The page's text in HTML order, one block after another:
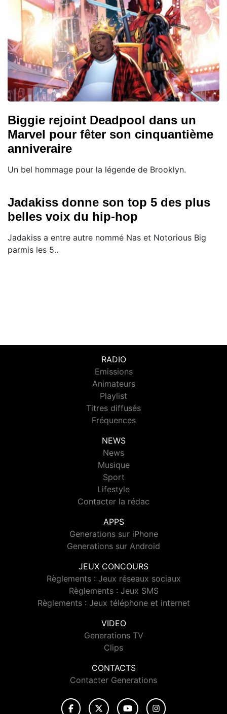
Biggie rejoint Deadpool dans un
Marvel pour fêter son cinquantième
anniveraire
Un bel hommage pour la légende de Brooklyn.
Jadakiss donne son top 5 des plus
belles voix du hip-hop
Jadakiss a entre autre nommé Nas et Notorious Big
parmis les 5..
RADIO
Emissions
Animateurs
Playlist
Titres diffusés
Fréquences
NEWS
News
Musique
Sport
Lifestyle
Contacter la rédac
APPS
Generations sur iPhone
Generations sur Android
JEUX CONCOURS
Règlements : Jeux réseaux sociaux
Règlements : Jeux SMS
Règlements : Jeux téléphone et internet
VIDEO
Generations TV
Clips
CONTACTS
Contacter Generations